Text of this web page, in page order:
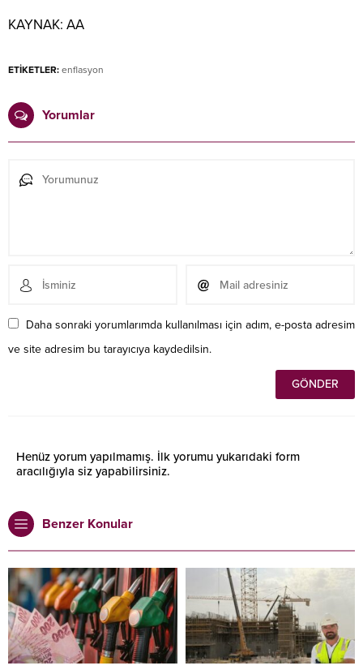
KAYNAK: AA
ETİKETLER: enflasyon
Yorumlar
Daha sonraki yorumlarımda kullanılması için adım, e-posta adresim
ve site adresim bu tarayıcıya kaydedilsin.
Henüz yorum yapılmamış. İlk yorumu yukarıdaki form
aracılığıyla siz yapabilirsiniz.
Benzer Konular